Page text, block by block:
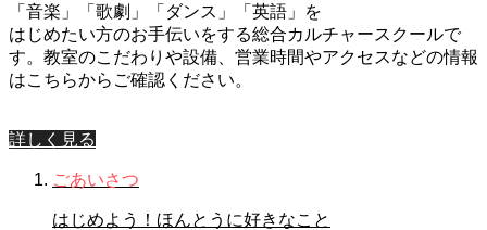
「音楽」「歌劇」「ダンス」「英語」を
はじめたい方のお手伝いをする総合カルチャースクールで
す。教室のこだわりや設備、営業時間やアクセスなどの情報
はこちらからご確認ください。
詳しく見る
ごあいさつ
はじめよう！ほんとうに好きなこと